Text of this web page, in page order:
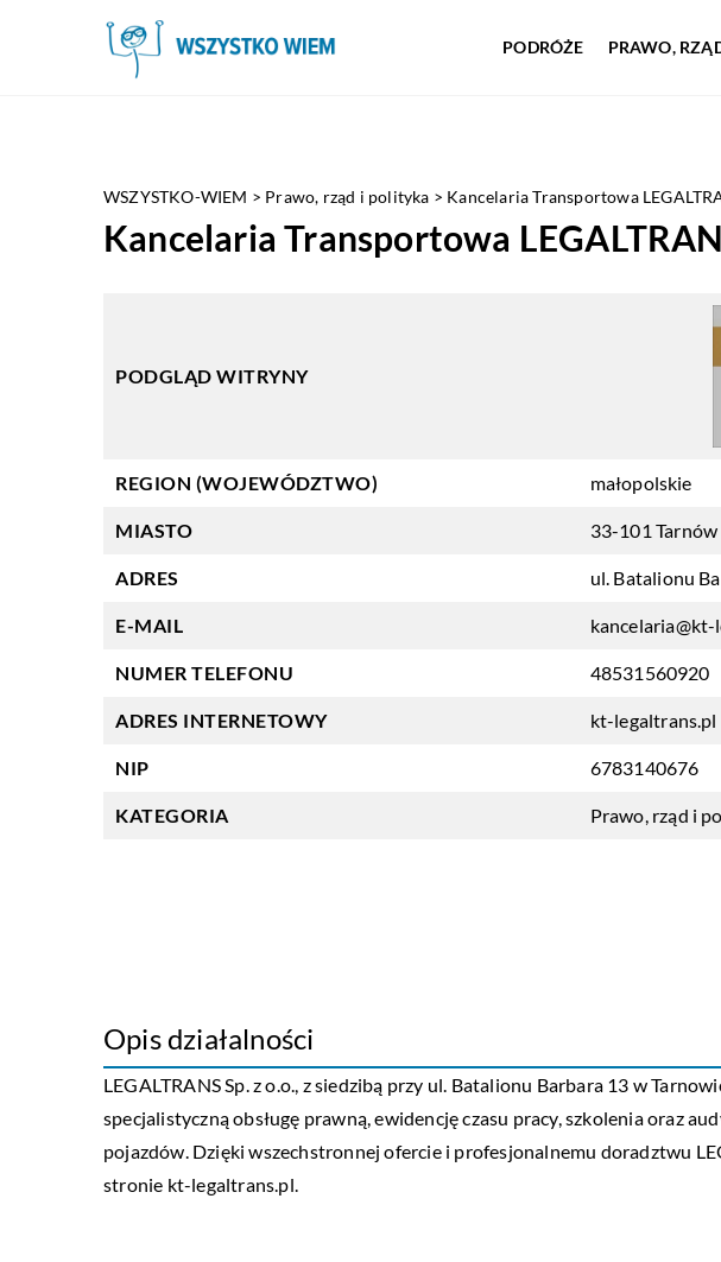
PODRÓŻE PRAWO,
WSZYSTKO-WIEM > Prawo, rząd i polityka > Kancelaria Transportowa
Kancelaria Transportowa
PODGLĄD WITRYNY
REGION (WOJEWÓDZTWO) małopolskie
MIASTO 33-101 Tarnów
ADRES ul. Batalionu
E-MAIL
NUMER TELEFONU 48531560920
ADRES INTERNETOWY kt-legaltrans.pl
NIP 6783140676
KATEGORIA Prawo, rząd i
Opis działalności
LEGALTRANS Sp. z o.o., z siedzibą przy ul. Batalionu Barbara 13 w
specjalistyczną obsługę prawną, ewidencję czasu pracy, szkolenia oraz
pojazdów. Dzięki wszechstronnej ofercie i profesjonalnemu doradztwu
stronie kt-legaltrans.pl.